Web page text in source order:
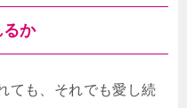
か
ても、それでも愛し続